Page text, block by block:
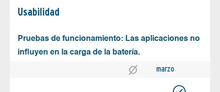
Usabilidad
Pruebas de funcionamiento: Las aplicaciones no
influyen en la carga de la batería.
marzo